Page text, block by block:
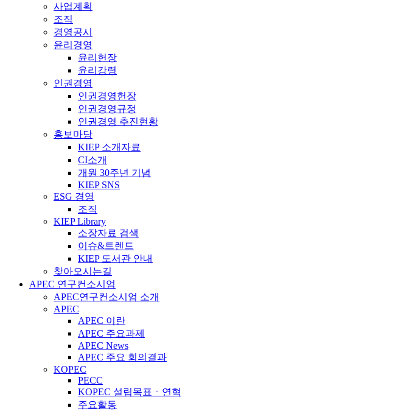
사업계획
조직
경영공시
윤리경영
윤리헌장
윤리강령
인권경영
인권경영헌장
인권경영규정
인권경영 추진현황
홍보마당
KIEP 소개자료
CI소개
개원 30주년 기념
KIEP SNS
ESG 경영
조직
KIEP Library
소장자료 검색
이슈&트렌드
KIEP 도서관 안내
찾아오시는길
APEC 연구컨소시엄
APEC연구컨소시엄 소개
APEC
APEC 이란
APEC 주요과제
APEC News
APEC 주요 회의결과
KOPEC
PECC
KOPEC 설립목표ㆍ연혁
주요활동